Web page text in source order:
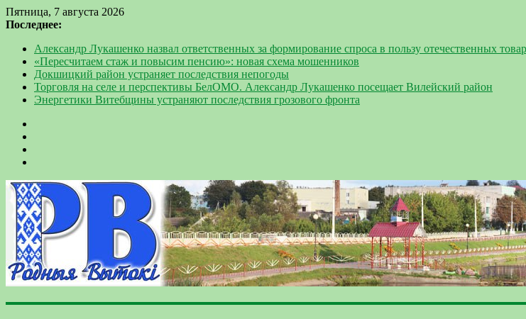
Пятница, 7 августа 2026
Последнее:
Александр Лукашенко назвал ответственных за формирование спроса в пользу отечественных
«Пересчитаем стаж и повысим пенсию»: новая схема мошенников
Докшицкий район устраняет последствия непогоды
Торговля на селе и перспективы БелОМО. Александр Лукашенко посещает Вилейский район
Энергетики Витебщины устраняют последствия грозового фронта